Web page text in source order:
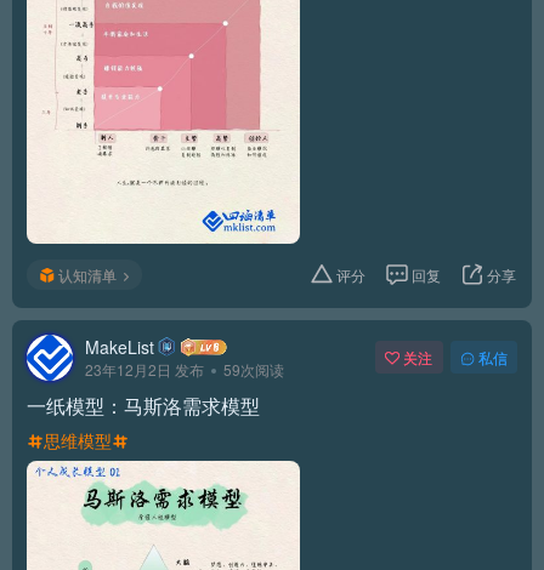
认知清单 评分 回复 分享
MakeList
23年12月2日 发布 59次阅读
关注 私信
一纸模型：马斯洛需求模型
思维模型